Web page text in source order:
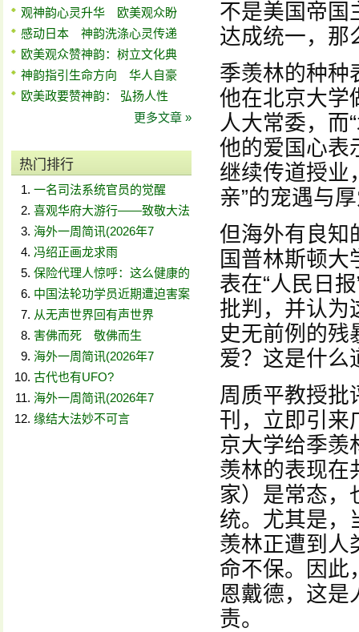
观神韵心灵升华 欧美观众盼
感动日本 神韵洗涤心灵传递
欧美观众赞神韵：树立文化典
神韵指引生命方向 华人自豪
欧美政要赞神韵： 弘扬人性
更多文章 »
热门排行
一名司法系统官员的觉醒
喜观华府大游行——致敬大法
海外一周简讯(2026年7
冯绍正画龙求雨
保险代理人惊呼：这么健康的
中国法轮功学员近期遭迫害案
从无声世界回有声世界
害佛而死 敬佛而生
海外一周简讯(2026年7
古代也有UFO?
海外一周简讯(2026年7
缘结大法妙不可言
不是美国帝国
达成统一，那
季羡林的种种
他在北京大学
人大常委，而
他的爱国心表
继续传道授业
亲”的宠遇与
但海外有良知
国普林斯顿
表在“人民日
批判，并认为
史无前例的残
爱？这是什么
周质平教授批
刊，立即引来
京大学给季羡
羡林的表现在
家）是常态，
统。尤其是，
羡林正遭到人
命不保。因此
恩戴德，这是
责。